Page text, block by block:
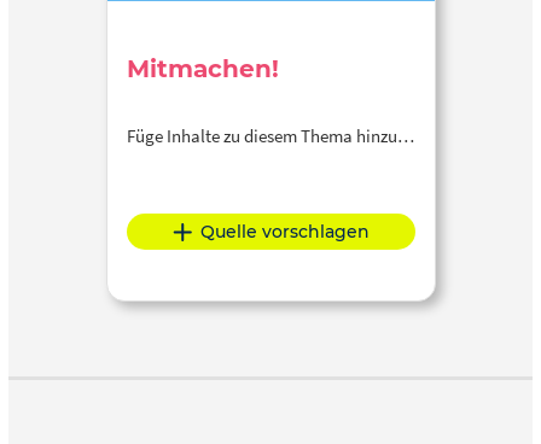
Mitmachen!
Füge Inhalte zu diesem Thema hinzu…
Quelle vorschlagen